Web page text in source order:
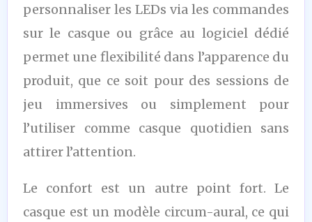
personnaliser les LEDs via les commandes
sur le casque ou grâce au logiciel dédié
permet une flexibilité dans l’apparence du
produit, que ce soit pour des sessions de
jeu immersives ou simplement pour
l’utiliser comme casque quotidien sans
attirer l’attention.
Le confort est un autre point fort. Le
casque est un modèle circum-aural, ce qui